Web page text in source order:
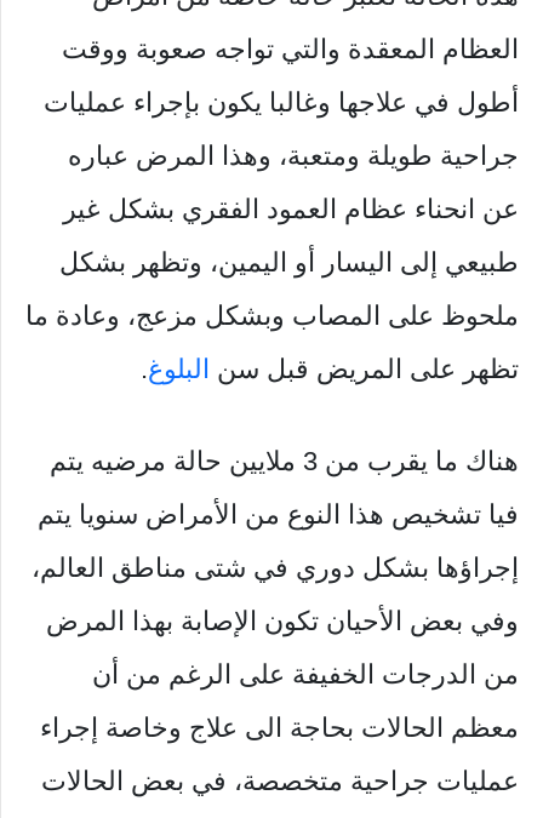
العظام المعقدة والتي تواجه صعوبة ووقت
أطول في علاجها وغالبا يكون بإجراء عمليات
جراحية طويلة ومتعبة، وهذا المرض عباره
عن انحناء عظام العمود الفقري بشكل غير
طبيعي إلى اليسار أو اليمين، وتظهر بشكل
ملحوظ على المصاب وبشكل مزعج، وعادة ما
تظهر على المريض قبل سن البلوغ.
هناك ما يقرب من 3 ملايين حالة مرضيه يتم
فيا تشخيص هذا النوع من الأمراض سنويا يتم
إجراؤها بشكل دوري في شتى مناطق العالم،
وفي بعض الأحيان تكون الإصابة بهذا المرض
من الدرجات الخفيفة على الرغم من أن
معظم الحالات بحاجة الى علاج وخاصة إجراء
عمليات جراحية متخصصة، في بعض الحالات